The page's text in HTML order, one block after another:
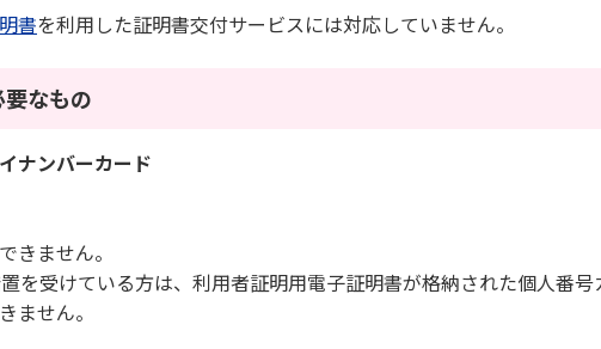
書を利用した証明書交付サービスには対応していません。
なもの
ナンバーカード
きません。
を受けている方は、利用者証明用電子証明書が格納された個人番号
ません。